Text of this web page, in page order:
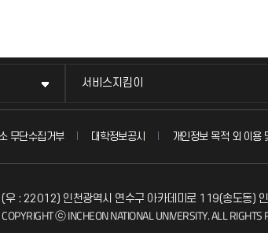
서비스지킴이
무단수집거부 대학정보공시 개인정보 목적 외 이용
(우 : 22012) 인천광역시 연수구 아카데미로 119(송도
COPYRIGHT ⓒ INCHEON NATIONAL UNIVERSITY. ALL RIGHTS